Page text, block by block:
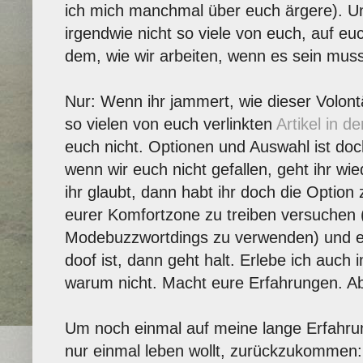
ich mich manchmal über euch ärgere).
irgendwie nicht so viele von euch, auf
dem, wie wir arbeiten, wenn es sein
Nur: Wenn ihr jammert, wie dieser
so vielen von euch verlinkten Artikel in
euch nicht. Optionen und Auswahl ist
wenn wir euch nicht gefallen, geht ihr
ihr glaubt, dann habt ihr doch die Option
eurer Komfortzone zu treiben versuchen
Modebuzzwortdings zu verwenden) und
doof ist, dann geht halt. Erlebe ich auch
warum nicht. Macht eure Erfahrungen.
Um noch einmal auf meine lange
nur einmal leben wollt,